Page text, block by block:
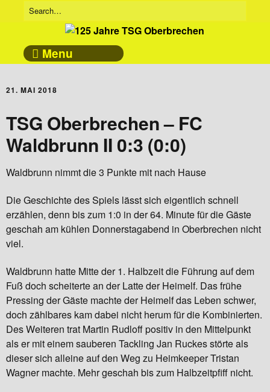
Menu
21. MAI 2018
TSG Oberbrechen – FC
Waldbrunn II 0:3 (0:0)
Waldbrunn nimmt die 3 Punkte mit nach Hause
Die Geschichte des Spiels lässt sich eigentlich schnell
erzählen, denn bis zum 1:0 in der 64. Minute für die Gäste
geschah am kühlen Donnerstagabend in Oberbrechen nicht
viel.
Waldbrunn hatte Mitte der 1. Halbzeit die Führung auf dem
Fuß doch scheiterte an der Latte der Heimelf. Das frühe
Pressing der Gäste machte der Heimelf das Leben schwer,
doch zählbares kam dabei nicht herum für die Kombinierten.
Des Weiteren trat Martin Rudloff positiv in den Mittelpunkt
als er mit einem sauberen Tackling Jan Ruckes störte als
dieser sich alleine auf den Weg zu Heimkeeper Tristan
Wagner machte. Mehr geschah bis zum Halbzeitpfiff nicht.